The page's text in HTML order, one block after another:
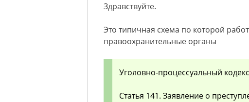
Здравствуйте.
Это типичная схема по которой
правоохранительные органы
Уголовно-процессуальный
Статья 141. Заявление о